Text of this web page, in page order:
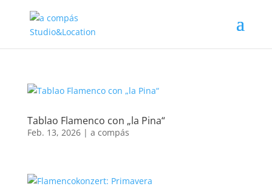
Tablao Flamenco con „la Pina“
Feb. 13, 2026| a compás